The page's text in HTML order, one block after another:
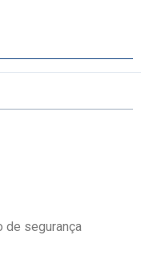
de segurança